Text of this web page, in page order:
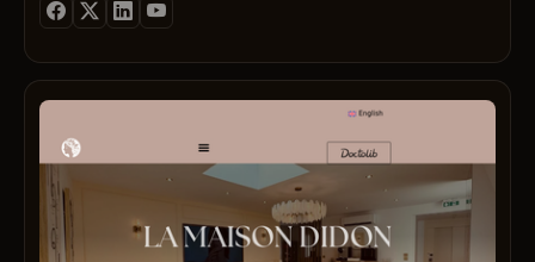
objectifs numriques et dpassez-les !